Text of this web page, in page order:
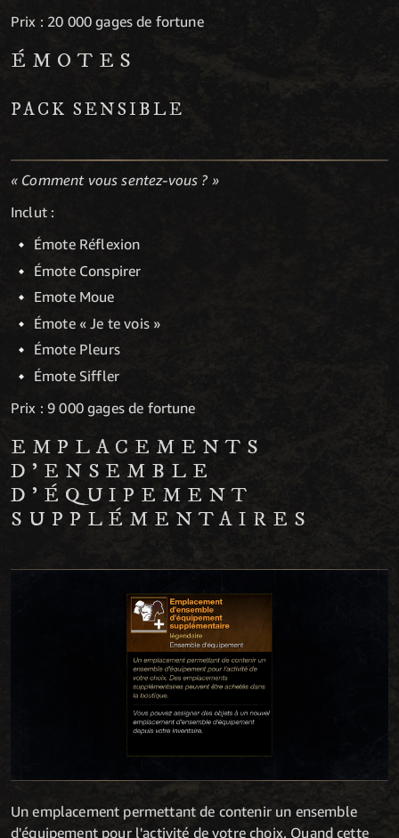
Prix : 20 000 gages de fortune
ÉMOTES
PACK SENSIBLE
« Comment vous sentez-vous ? »
Inclut :
Émote Réflexion
Émote Conspirer
Emote Moue
Émote « Je te vois »
Émote Pleurs
Émote Siffler
Prix : 9 000 gages de fortune
EMPLACEMENTS
D'ENSEMBLE
D'ÉQUIPEMENT
SUPPLÉMENTAIRES
Un emplacement permettant de contenir un ensemble
d'équipement pour l'activité de votre choix. Quand cette